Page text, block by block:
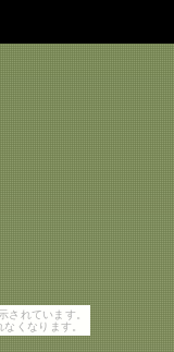
されています。
くなります。